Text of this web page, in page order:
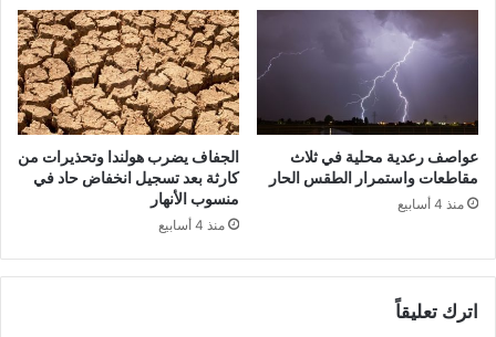
عواصف رعدية محلية في ثلاث
مقاطعات واستمرار الطقس الحار
منذ 4 أسابيع
الجفاف يضرب هولندا وتحذيرات من
كارثة بعد تسجيل انخفاض حاد في
منسوب الأنهار
منذ 4 أسابيع
اترك تعليقاً